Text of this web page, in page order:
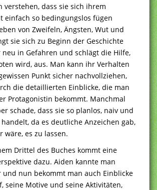
verstehen, dass sie sich ihrem
einfach so bedingungslos fügen
von Zweifeln, Ängsten, Wut und
sie sich zu Beginn der Geschichte
in Gefahren und schlägt die Hilfe,
wird, aus. Man kann ihr Verhalten
Punkt sicher nachvollziehen,
die detaillierten Einblicke, die man
Protagonistin bekommt. Manchmal
schade, dass sie so planlos, naiv und
da es deutliche Anzeichen gab,
wäre, es zu lassen.
Drittel des Buches kommt eine
dazu. Aiden kannte man
und nun bekommt man auch Einblicke
seine Motive und seine Aktivitäten,